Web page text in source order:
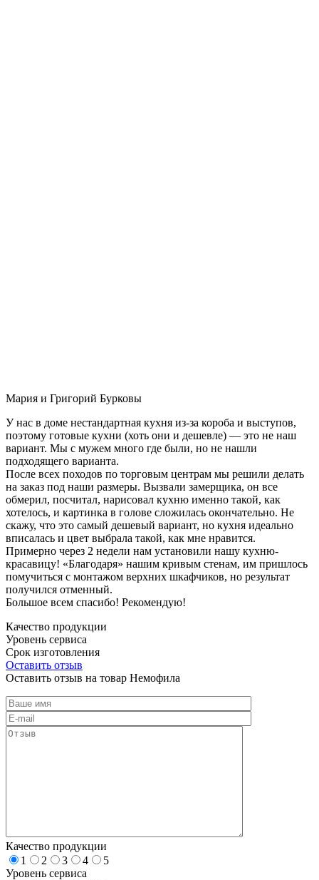
Мария и Григорий Бурковы
У нас в доме нестандартная кухня из-за короба и выступов,
поэтому готовые кухни (хоть они и дешевле) — это не наш
вариант. Мы с мужем много где были, но не нашли
подходящего варианта.
После всех походов по торговым центрам мы решили делать
на заказ под наши размеры. Вызвали замерщика, он все
обмерил, посчитал, нарисовал кухню именно такой, как
хотелось, и картинка в голове сложилась окончательно. Не
скажу, что это самый дешевый вариант, но кухня идеально
вписалась и цвет выбрала такой, как мне нравится.
Примерно через 2 недели нам установили нашу кухню-
красавицу! «Благодаря» нашим кривым стенам, им пришлось
помучиться с монтажом верхних шкафчиков, но результат
получился отменный.
Большое всем спасибо! Рекомендую!
Качество продукции
Уровень сервиса
Срок изготовления
Оставить отзыв
Оставить отзыв на товар Немофила
Качество продукции
1
2 3 4
5
Уровень сервиса